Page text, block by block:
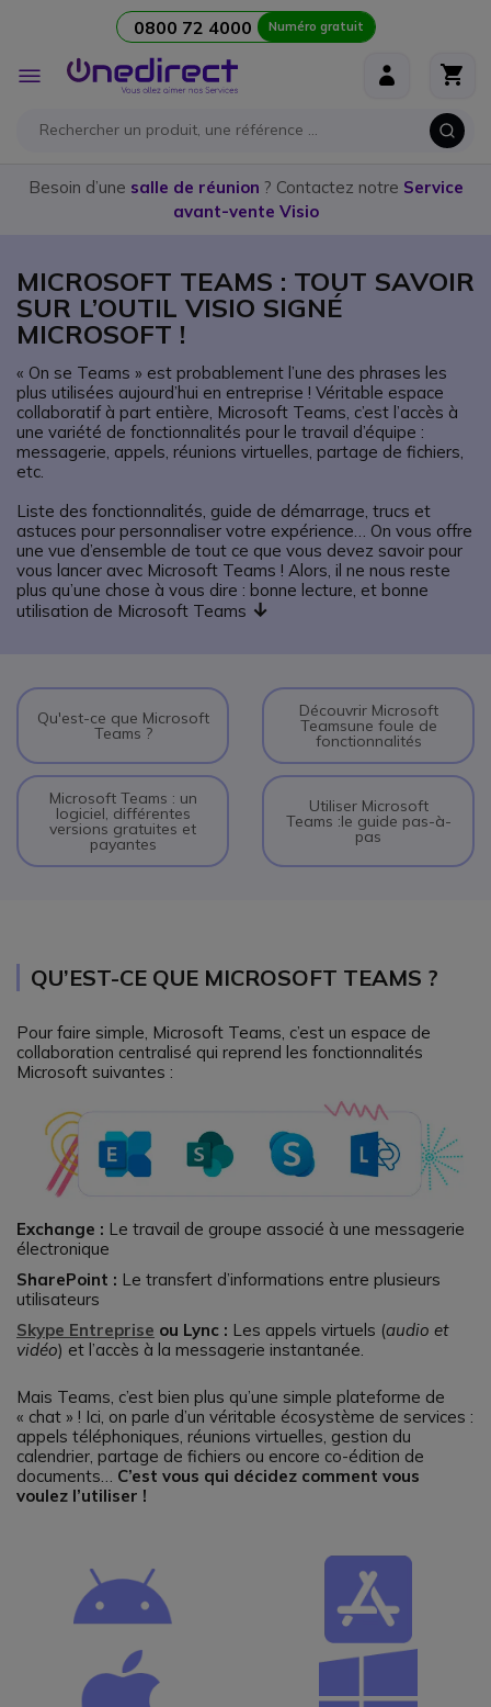
0800 72 4000 Numéro gratuit
Affichage
navigation
Besoin d’une salle de réunion ? Contactez notre Service
avant-vente Visio
MICROSOFT TEAMS : TOUT SAVOIR
SUR L’OUTIL VISIO SIGNÉ
MICROSOFT !
« On se Teams » est probablement l’une des phrases les
plus utilisées aujourd’hui en entreprise ! Véritable espace
collaboratif à part entière, Microsoft Teams, c’est l’accès à
une variété de fonctionnalités pour le travail d’équipe :
messagerie, appels, réunions virtuelles, partage de fichiers,
etc.
Liste des fonctionnalités, guide de démarrage, trucs et
astuces pour personnaliser votre expérience… On vous offre
une vue d’ensemble de tout ce que vous devez savoir pour
vous lancer avec Microsoft Teams ! Alors, il ne nous reste
plus qu’une chose à vous dire : bonne lecture, et bonne
utilisation de Microsoft Teams ↓
Qu'est-ce que Microsoft
Teams ?
Découvrir Microsoft
Teamsune foule de
fonctionnalités
Microsoft Teams : un
logiciel, différentes
versions gratuites et
payantes
Utiliser Microsoft
Teams :le guide pas-à-
pas
QU’EST-CE QUE MICROSOFT TEAMS ?
Pour faire simple, Microsoft Teams, c’est un espace de
collaboration centralisé qui reprend les fonctionnalités
Microsoft suivantes :
Exchange : Le travail de groupe associé à une messagerie
électronique
SharePoint : Le transfert d’informations entre plusieurs
utilisateurs
Skype Entreprise ou Lync : Les appels virtuels (audio et
vidéo) et l’accès à la messagerie instantanée.
Mais Teams, c’est bien plus qu’une simple plateforme de
« chat » ! Ici, on parle d’un véritable écosystème de services :
appels téléphoniques, réunions virtuelles, gestion du
calendrier, partage de fichiers ou encore co-édition de
documents… C’est vous qui décidez comment vous
voulez l’utiliser !